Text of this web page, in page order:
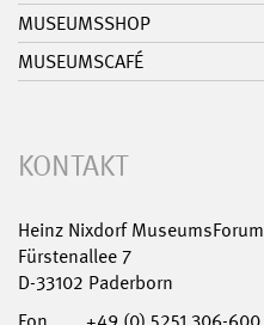
MUSEUMSSHOP
MUSEUMSCAFÉ
KONTAKT
Heinz Nixdorf MuseumsForum
Fürstenallee 7
D-33102 Paderborn